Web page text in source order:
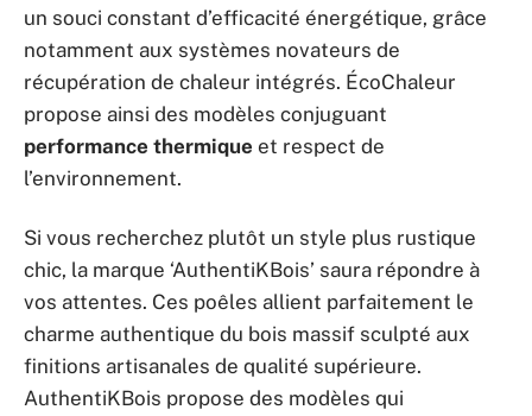
un souci constant d’efficacité énergétique, grâce
notamment aux systèmes novateurs de
récupération de chaleur intégrés. ÉcoChaleur
propose ainsi des modèles conjuguant
performance thermique et respect de
l’environnement.
Si vous recherchez plutôt un style plus rustique
chic, la marque ‘AuthentiKBois’ saura répondre à
vos attentes. Ces poêles allient parfaitement le
charme authentique du bois massif sculpté aux
finitions artisanales de qualité supérieure.
AuthentiKBois propose des modèles qui